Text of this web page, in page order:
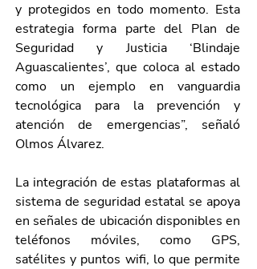
y protegidos en todo momento. Esta
estrategia forma parte del Plan de
Seguridad y Justicia ‘Blindaje
Aguascalientes’, que coloca al estado
como un ejemplo en vanguardia
tecnológica para la prevención y
atención de emergencias”, señaló
Olmos Álvarez.
La integración de estas plataformas al
sistema de seguridad estatal se apoya
en señales de ubicación disponibles en
teléfonos móviles, como GPS,
satélites y puntos wifi, lo que permite